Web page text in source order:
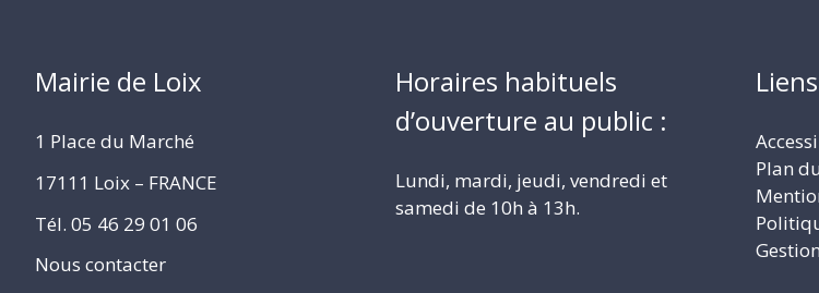
Mairie de Loix
1 Place du Marché
17111 Loix – FRANCE
Tél. 05 46 29 01 06
Nous contacter
Horaires habituels
d’ouverture au public :
Lundi, mardi, jeudi, vendredi et
samedi de 10h à 13h.
Liens
Plan